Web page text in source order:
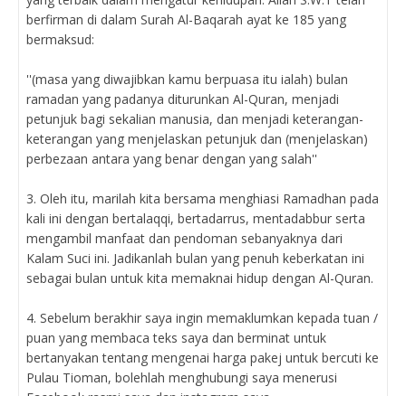
berfirman di dalam Surah Al-Baqarah ayat ke 185 yang
bermaksud:
''(masa yang diwajibkan kamu berpuasa itu ialah) bulan
ramadan yang padanya diturunkan Al-Quran, menjadi
petunjuk bagi sekalian manusia, dan menjadi keterangan-
keterangan yang menjelaskan petunjuk dan (menjelaskan)
perbezaan antara yang benar dengan yang salah''
3. Oleh itu, marilah kita bersama menghiasi Ramadhan pada
kali ini dengan bertalaqqi, bertadarrus, mentadabbur serta
mengambil manfaat dan pendoman sebanyaknya dari
Kalam Suci ini. Jadikanlah bulan yang penuh keberkatan ini
sebagai bulan untuk kita memaknai hidup dengan Al-Quran.
4. Sebelum berakhir saya ingin memaklumkan kepada tuan /
puan yang membaca teks saya dan berminat untuk
bertanyakan tentang mengenai harga pakej untuk bercuti ke
Pulau Tioman, bolehlah menghubungi saya menerusi